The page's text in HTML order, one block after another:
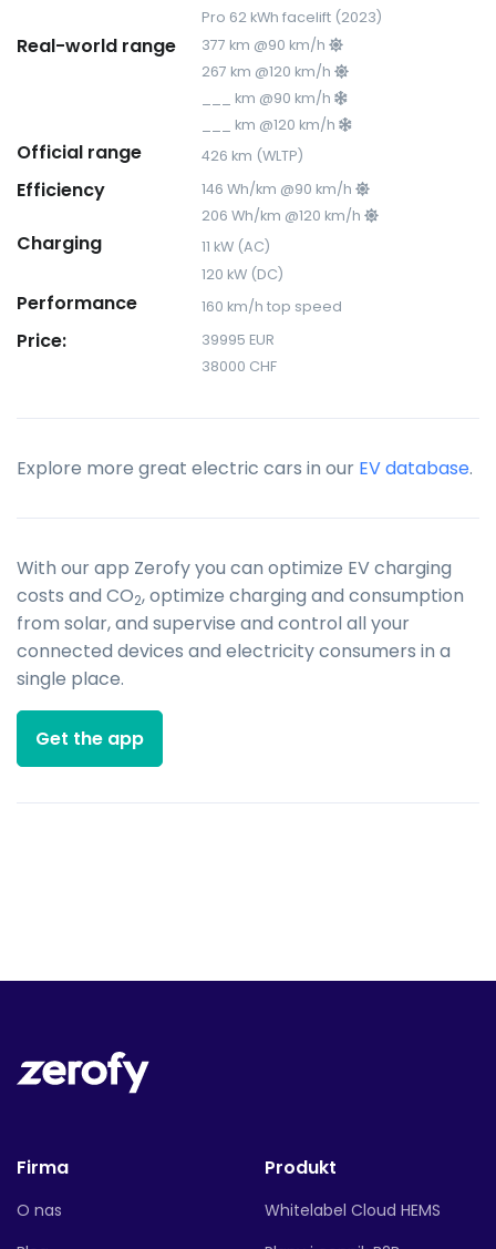
Pro 62 kWh facelift (2023)
Real-world range
377 km @90 km/h
267 km @120 km/h
___ km @90 km/h
___ km @120 km/h
Official range 426 km (WLTP)
Efficiency
146 Wh/km @90 km/h
206 Wh/km @120 km/h
Charging
11 kW (AC)
120 kW (DC)
Performance 160 km/h top speed
Price:
39995 EUR
38000 CHF
Explore more great electric cars in our EV database.
With our app Zerofy you can optimize EV charging
costs and CO2, optimize charging and consumption
from solar, and supervise and control all your
connected devices and electricity consumers in a
single place.
Get the app
Firma
O nas
Produkt
Whitelabel Cloud HEMS